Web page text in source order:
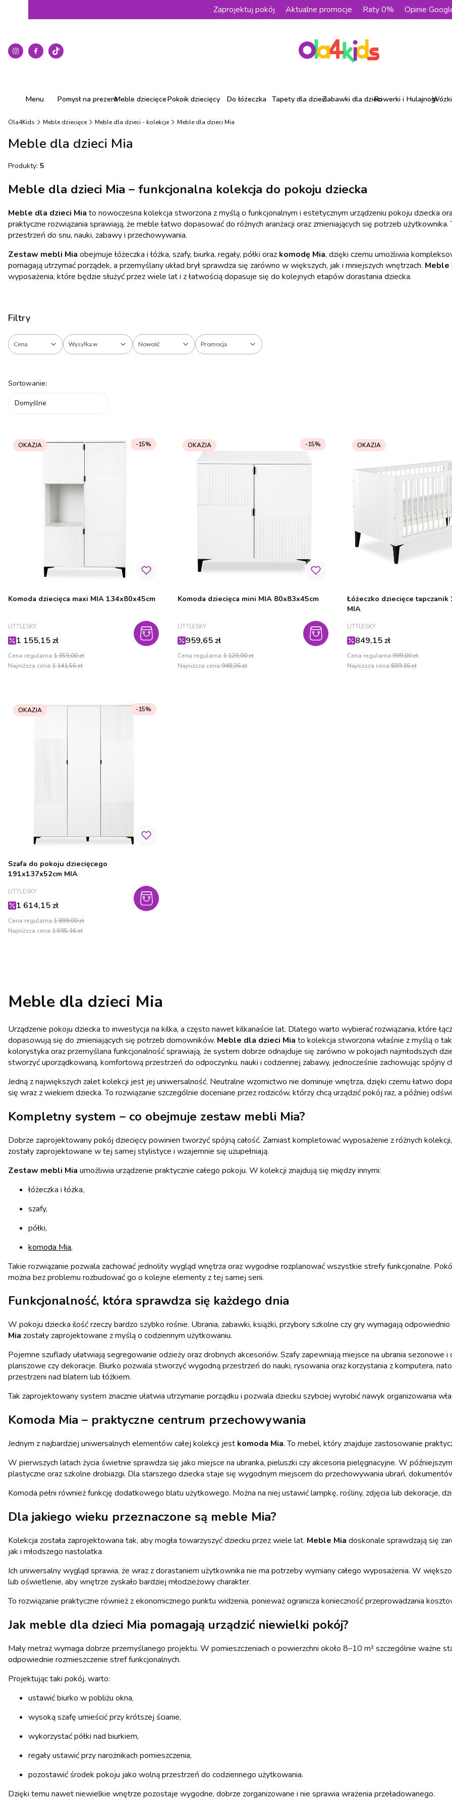
Zaprojektuj pokój Aktualne promocje Raty 0% Opinie
Menu Pomysł na prezentMeble dziecięcePokoik dziecięcy Do łóżeczka Tapety dla dzieciZabawki dla dzieciRowerki i Hulajnogi
Ola4Kids Meble dziecięce Meble dla dzieci - kolekcje Meble dla dzieci Mia
Meble dla dzieci Mia
Produkty: 5
Meble dla dzieci Mia – funkcjonalna kolekcja do pokoju dziecka
Meble dla dzieci Mia to nowoczesna kolekcja stworzona z myślą o funkcjonalnym i estetycznym urządzeniu pokoju dziecka
praktyczne rozwiązania sprawiają, że meble łatwo dopasować do różnych aranżacji oraz zmieniających się potrzeb
przestrzeń do snu, nauki, zabawy i przechowywania.
Zestaw mebli Mia obejmuje łóżeczka i łóżka, szafy, biurka, regały, półki oraz komodę Mia, dzięki czemu umożliwia
pomagają utrzymać porządek, a przemyślany układ brył sprawdza się zarówno w większych, jak i mniejszych wnętrzach. Meble
wyposażenia, które będzie służyć przez wiele lat i z łatwością dopasuje się do kolejnych etapów dorastania dziecka.
Filtry
Cena Wysyłka w Nowość Promocja
Lista produktów
Sortowanie:
Domyślne
OKAZJA
Komoda dziecięca maxi MIA 134x80x45cm
PRODUCENT
LITTLESKY
Cena promocyjna
1 155,15 zł
Cena regularna:1 359,00 zł
-15%
Najniższa cena:1 141,56 zł
OKAZJA
Komoda dziecięca mini MIA 80x83x45cm
PRODUCENT
LITTLESKY
Cena promocyjna
959,65 zł
Cena regularna:1 129,00 zł
-15%
Najniższa cena:948,36 zł
OKAZJA
Łóżeczko dziecięce tapczanik
MIA
PRODUCENT
LITTLESKY
Cena promocyjna
849,15 zł
Cena regularna:999,00 zł
Najniższa cena:839,16 zł
OKAZJA
Szafa do pokoju dziecięcego
191x137x52cm MIA
PRODUCENT
LITTLESKY
Cena promocyjna
1 614,15 zł
Cena regularna:1 899,00 zł
-15%
Najniższa cena:1 595,16 zł
Meble dla dzieci Mia
Urządzenie pokoju dziecka to inwestycja na kilka, a często nawet kilkanaście lat. Dlatego warto wybierać rozwiązania, które
dopasowują się do zmieniających się potrzeb domowników. Meble dla dzieci Mia to kolekcja stworzona właśnie z myślą o
kolorystyka oraz przemyślana funkcjonalność sprawiają, że system dobrze odnajduje się zarówno w pokojach najmłodszych
stworzyć uporządkowaną, komfortową przestrzeń do odpoczynku, nauki i codziennej zabawy, jednocześnie zachowując spójny
Jedną z największych zalet kolekcji jest jej uniwersalność. Neutralne wzornictwo nie dominuje wnętrza, dzięki czemu łatwo
się wraz z wiekiem dziecka. To rozwiązanie szczególnie doceniane przez rodziców, którzy chcą urządzić pokój raz, a później
Kompletny system – co obejmuje zestaw mebli Mia?
Dobrze zaprojektowany pokój dziecięcy powinien tworzyć spójną całość. Zamiast kompletować wyposażenie z różnych
zostały zaprojektowane w tej samej stylistyce i wzajemnie się uzupełniają.
Zestaw mebli Mia umożliwia urządzenie praktycznie całego pokoju. W kolekcji znajdują się między innymi:
łóżeczka i łóżka,
szafy,
półki,
komoda Mia,
Takie rozwiązanie pozwala zachować jednolity wygląd wnętrza oraz wygodnie rozplanować wszystkie strefy funkcjonalne.
można bez problemu rozbudować go o kolejne elementy z tej samej serii.
Funkcjonalność, która sprawdza się każdego dnia
W pokoju dziecka ilość rzeczy bardzo szybko rośnie. Ubrania, zabawki, książki, przybory szkolne czy gry wymagają
Mia zostały zaprojektowane z myślą o codziennym użytkowaniu.
Pojemne szuflady ułatwiają segregowanie odzieży oraz drobnych akcesoriów. Szafy zapewniają miejsce na ubrania sezonowe
planszowe czy dekoracje. Biurko pozwala stworzyć wygodną przestrzeń do nauki, rysowania oraz korzystania z komputera,
przestrzeni nad blatem lub łóżkiem.
Tak zaprojektowany system znacznie ułatwia utrzymanie porządku i pozwala dziecku szybciej wyrobić nawyk organizowania
Komoda Mia – praktyczne centrum przechowywania
Jednym z najbardziej uniwersalnych elementów całej kolekcji jest komoda Mia. To mebel, który znajduje zastosowanie
W pierwszych latach życia świetnie sprawdza się jako miejsce na ubranka, pieluszki czy akcesoria pielęgnacyjne. W
plastyczne oraz szkolne drobiazgi. Dla starszego dziecka staje się wygodnym miejscem do przechowywania ubrań,
Komoda pełni również funkcję dodatkowego blatu użytkowego. Można na niej ustawić lampkę, rośliny, zdjęcia lub dekoracje,
Dla jakiego wieku przeznaczone są meble Mia?
Kolekcja została zaprojektowana tak, aby mogła towarzyszyć dziecku przez wiele lat. Meble Mia doskonale sprawdzają się
jak i młodszego nastolatka.
Ich uniwersalny wygląd sprawia, że wraz z dorastaniem użytkownika nie ma potrzeby wymiany całego wyposażenia. W
lub oświetlenie, aby wnętrze zyskało bardziej młodzieżowy charakter.
To rozwiązanie praktyczne również z ekonomicznego punktu widzenia, ponieważ ogranicza konieczność przeprowadzania
Jak meble dla dzieci Mia pomagają urządzić niewielki pokój?
Mały metraż wymaga dobrze przemyślanego projektu. W pomieszczeniach o powierzchni około 8–10 m² szczególnie ważne
odpowiednie rozmieszczenie stref funkcjonalnych.
Projektując taki pokój, warto:
ustawić biurko w pobliżu okna,
wysoką szafę umieścić przy krótszej ścianie,
wykorzystać półki nad biurkiem,
regały ustawić przy narożnikach pomieszczenia,
pozostawić środek pokoju jako wolną przestrzeń do codziennego użytkowania.
Dzięki temu nawet niewielkie wnętrze pozostaje wygodne, dobrze zorganizowane i nie sprawia wrażenia przeładowanego.